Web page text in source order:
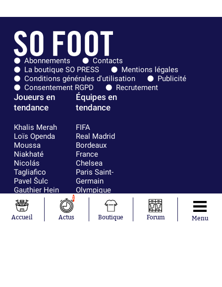
Abonnements
Contacts
La boutique SO PRESS
Mentions légales
Conditions générales d'utilisation
Publicité
Consentement RGPD
Recrutement
Joueurs en
tendance
Khalis Merah
Loïs Openda
Moussa
Niakhaté
Nicolás
Tagliafico
Pavel Šulc
Gauthier Hein
Lionel Messi
Gonzalo
García Torres
Équipes en
tendance
FIFA
Real Madrid
Bordeaux
France
Chelsea
Paris Saint-
Germain
Olympique
lyonnais
AC Milan
RC Strasbourg
Accueil
1
Actus Boutique Forum Menu